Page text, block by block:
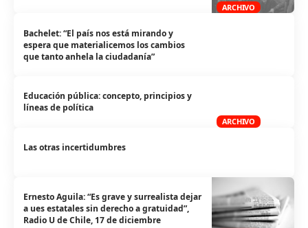
ARCHIVO
Bachelet: “El país nos está mirando y
espera que materialicemos los cambios
que tanto anhela la ciudadanía”
ARCHIVO
Educación pública: concepto, principios y
líneas de política
Las otras incertidumbres
Ernesto Aguila: “Es grave y surrealista dejar
a ues estatales sin derecho a gratuidad”,
Radio U de Chile, 17 de diciembre